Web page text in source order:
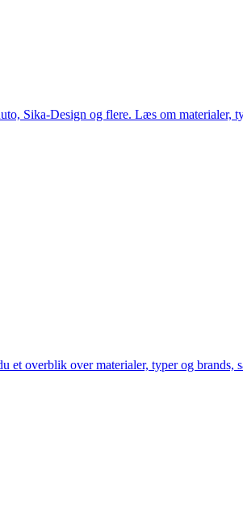
Sika-Design og flere. Læs om materialer,
overblik over materialer, typer og brands,